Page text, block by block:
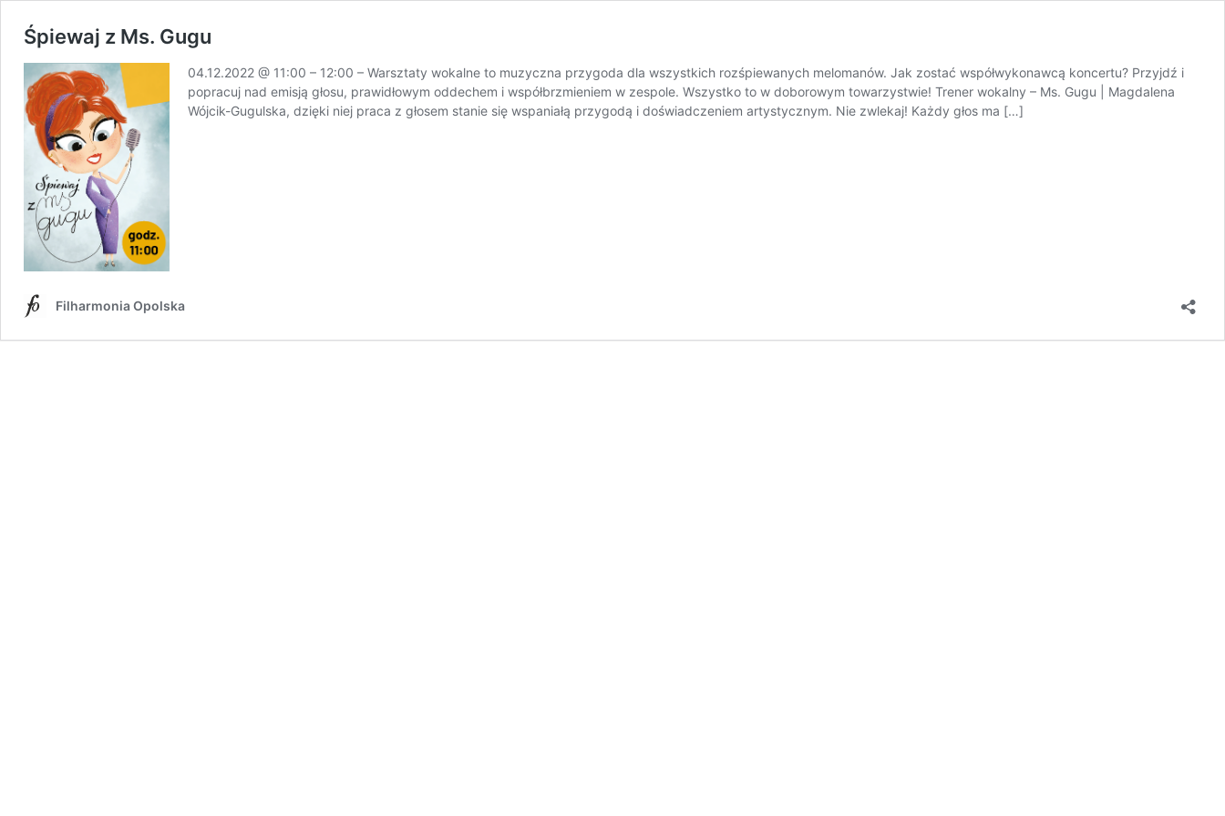
Śpiewaj z Ms. Gugu
04.12.2022 @ 11:00 – 12:00 – Warsztaty wokalne to muzyczna przygoda dla wszystkich rozśpiewanych melomanów. Jak zostać współwykonawcą koncertu? Przyjdź i
popracuj nad emisją głosu, prawidłowym oddechem i współbrzmieniem w zespole. Wszystko to w doborowym towarzystwie! Trener wokalny – Ms. Gugu | Magdalena
Wójcik-Gugulska, dzięki niej praca z głosem stanie się wspaniałą przygodą i doświadczeniem artystycznym. Nie zwlekaj! Każdy głos ma […]
Filharmonia Opolska